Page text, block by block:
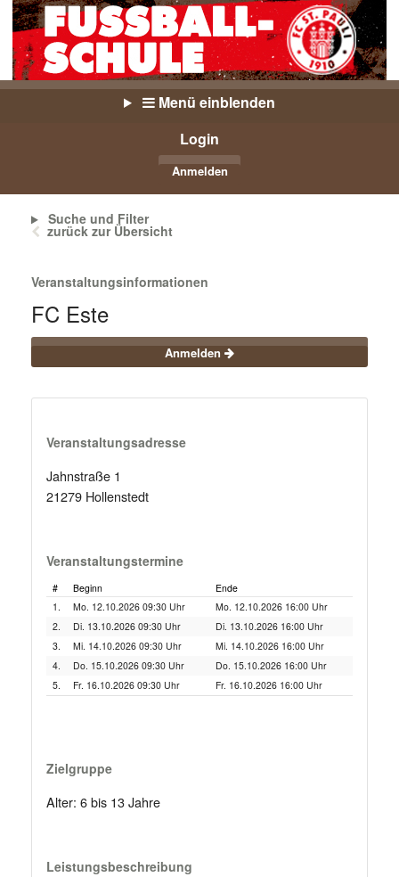
Menü einblenden
Login
Anmelden
Suche und Filter
zurück zur Übersicht
Veranstaltungsinformationen
FC Este
Anmelden
Veranstaltungsadresse
Jahnstraße 1
21279 Hollenstedt
Veranstaltungstermine
# Beginn
Ende
1.
Mo. 12.10.2026 09:30 Uhr
Mo. 12.10.2026 16:00 Uhr
2.
Di. 13.10.2026 09:30 Uhr
Di. 13.10.2026 16:00 Uhr
3.
Mi. 14.10.2026 09:30 Uhr
Mi. 14.10.2026 16:00 Uhr
4.
Do. 15.10.2026 09:30 Uhr
Do. 15.10.2026 16:00 Uhr
5.
Fr. 16.10.2026 09:30 Uhr Fr. 16.10.2026 16:00 Uhr
Zielgruppe
Alter: 6 bis 13 Jahre
Leistungsbeschreibung